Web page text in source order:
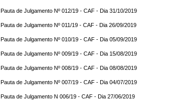
Pauta de Julgamento Nº 012/19 - CAF - Dia 31/10/2019
Pauta de Julgamento Nº 011/19 - CAF - Dia 26/09/2019
Pauta de Julgamento Nº 010/19 - CAF - Dia 05/09/2019
Pauta de Julgamento Nº 009/19 - CAF - Dia 15/08/2019
Pauta de Julgamento Nº 008/19 - CAF - Dia 08/08/2019
Pauta de Julgamento Nº 007/19 - CAF - Dia 04/07/2019
Pauta de Julgamento N 006/19 - CAF - Dia 27/06/2019